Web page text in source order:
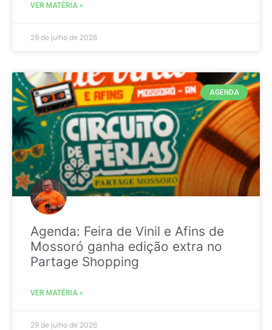
VER MATÉRIA »
29 de julho de 2026
AGENDA
Agenda: Feira de Vinil e Afins de
Mossoró ganha edição extra no
Partage Shopping
VER MATÉRIA »
29 de julho de 2026